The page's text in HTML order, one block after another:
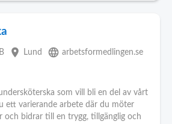
place Lund language arbetsformedlingen.se
som vill bli en del av vårt
ett varierande arbete där du möter
och bidrar till en trygg, tillgänglig och